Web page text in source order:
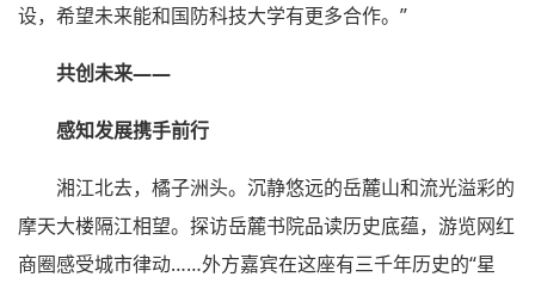
设，希望未来能和国防科技大学有更多合作。”
共创未来——
感知发展携手前行
湘江北去，橘子洲头。沉静悠远的岳麓山和流光溢彩的
摩天大楼隔江相望。探访岳麓书院品读历史底蕴，游览网红
商圈感受城市律动……外方嘉宾在这座有三千年历史的“星